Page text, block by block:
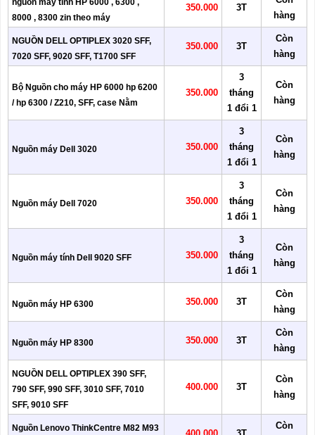
nguồn máy tính HP 6000 , 6300 ,
8000 , 8300 zin theo máy
350.000 3T
hàng
NGUỒN DELL OPTIPLEX 3020 SFF,
7020 SFF, 9020 SFF, T1700 SFF
350.000 3T
Còn
hàng
Bộ Nguồn cho máy HP 6000 hp 6200
/ hp 6300 / Z210, SFF, case Nằm
350.000
3
tháng
1 đổi 1
Còn
hàng
Nguồn máy Dell 3020 350.000
3
tháng
1 đổi 1
Còn
hàng
Nguồn máy Dell 7020 350.000
3
tháng
1 đổi 1
Còn
hàng
Nguồn máy tính Dell 9020 SFF 350.000
3
tháng
1 đổi 1
Còn
hàng
Nguồn máy HP 6300 350.000 3T
Còn
hàng
Nguồn máy HP 8300 350.000 3T
Còn
hàng
NGUỒN DELL OPTIPLEX 390 SFF,
790 SFF, 990 SFF, 3010 SFF, 7010
SFF, 9010 SFF
400.000 3T
Còn
hàng
Nguồn Lenovo ThinkCentre M82 M93 Còn